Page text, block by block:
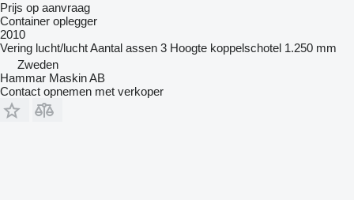
Prijs op aanvraag
Container oplegger
2010
Vering lucht/luchtAantal assen 3 Hoogte koppelschotel 1.250 mm
Zweden
Hammar Maskin AB
Contact opnemen met verkoper